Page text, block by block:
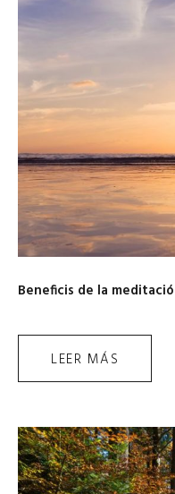
Beneficis de la
LEER MÁS